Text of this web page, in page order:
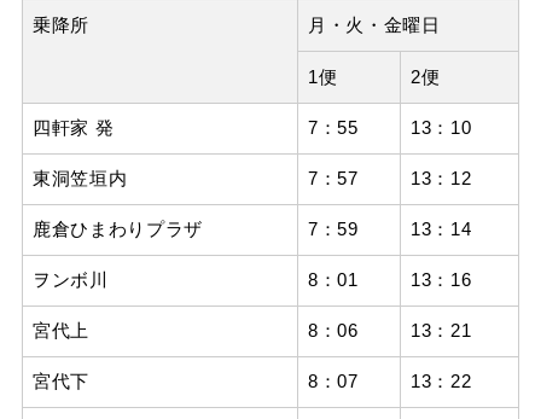
乗降所 月・火・金曜日
1便 2便
四軒家 発 7：55 13：10
東洞笠垣内 7：57 13：12
鹿倉ひまわりプラザ 7：59 13：14
ヲンボ川 8：01 13：16
宮代上 8：06 13：21
宮代下 8：07 13：22